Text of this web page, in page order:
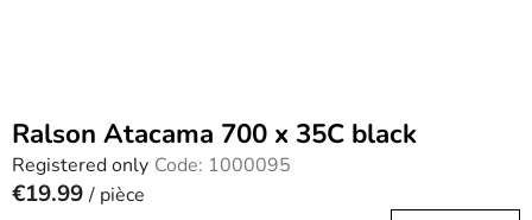
Ralson Atacama 700 x 35C black
Registered only Code: 1000095
€19.99 / pièce